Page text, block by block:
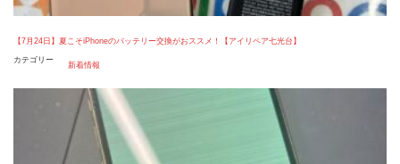
【7月24日】夏こそiPhoneのバッテリー交換がおススメ！【アイリペア七光台】
カテゴリー
新着情報